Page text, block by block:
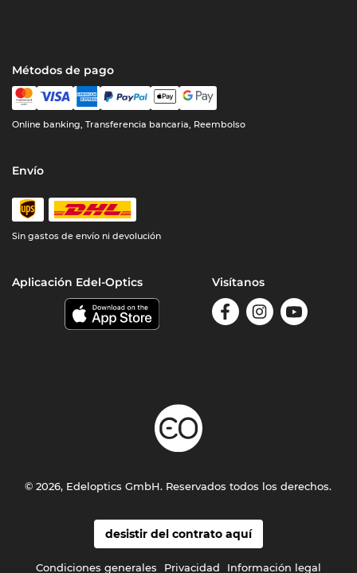
Métodos de pago
Online banking, Transferencia bancaria, Reembolso
Envío
Sin gastos de envío ni devolución
Aplicación Edel-Optics Visítanos
desistir del contrato aquí
Condiciones generales Privacidad Información legal
© 2026, Edeloptics GmbH. Reservados todos los derechos.